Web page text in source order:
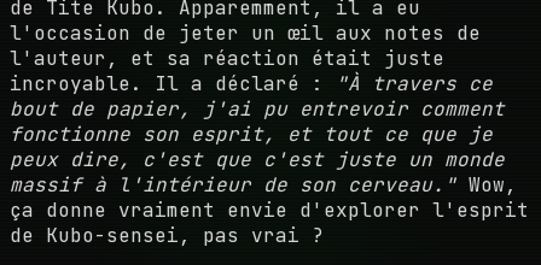
de Tite Kubo. Apparemment, il a eu
l'occasion de jeter un œil aux notes de
l'auteur, et sa réaction était juste
incroyable. Il a déclaré :
"À travers ce
bout de papier, j'ai pu entrevoir comment
fonctionne son esprit, et tout ce que je
peux dire, c'est que c'est juste un monde
massif à l'intérieur de son cerveau." Wow,
ça donne vraiment envie d'explorer l'esprit
de Kubo-sensei, pas vrai ?